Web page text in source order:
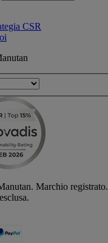
CSR
Marchio registrato.